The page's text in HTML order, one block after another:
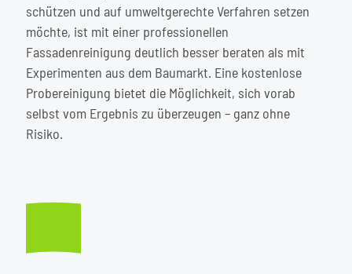
schützen und auf umweltgerechte Verfahren setzen
möchte, ist mit einer professionellen
Fassadenreinigung deutlich besser beraten als mit
Experimenten aus dem Baumarkt. Eine kostenlose
Probereinigung bietet die Möglichkeit, sich vorab
selbst vom Ergebnis zu überzeugen – ganz ohne
Risiko.